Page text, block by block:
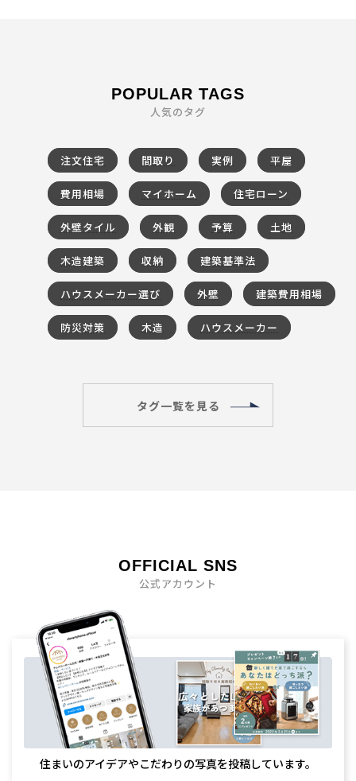
POPULAR TAGS
人気のタグ
注文住宅 間取り 実例 平屋
費用相場 マイホーム 住宅ローン
外壁タイル 外観 予算 土地
木造建築 収納 建築基準法
ハウスメーカー選び 外壁 建築費用相場
防災対策 木造 ハウスメーカー
タグ一覧を見る
OFFICIAL SNS
公式アカウント
住まいのアイデアやこだわりの写真を投稿しています。